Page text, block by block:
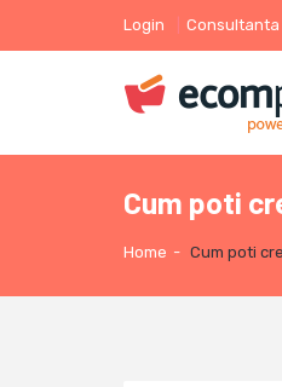
Login Consultanta
Cum poti
Home - Cum poti